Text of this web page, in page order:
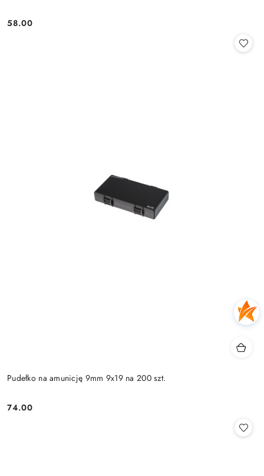
Cena:
58.00
Pudełko na amunicję 9mm 9x19 na 200 szt.
Cena:
74.00